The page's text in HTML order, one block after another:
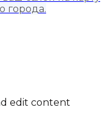
города.
edit content